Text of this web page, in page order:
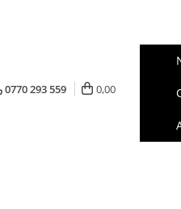
0770 293 559 0,00